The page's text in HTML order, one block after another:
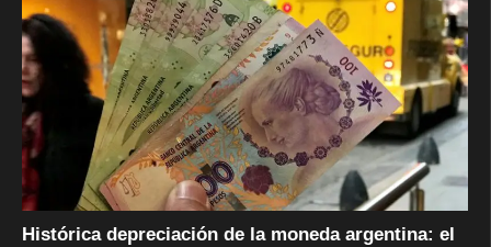
Histórica depreciación de la moneda argentina: el